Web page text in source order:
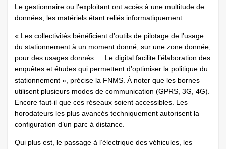
Le gestionnaire ou l’exploitant ont accès à une multitude de
données, les matériels étant reliés informatiquement.
« Les collectivités bénéficient d’outils de pilotage de l’usage
du stationnement à un moment donné, sur une zone donnée,
pour des usages donnés … Le digital facilite l’élaboration des
enquêtes et études qui permettent d’optimiser la politique du
stationnement », précise la FNMS. À noter que les bornes
utilisent plusieurs modes de communication (GPRS, 3G, 4G).
Encore faut-il que ces réseaux soient accessibles. Les
horodateurs les plus avancés techniquement autorisent la
configuration d’un parc à distance.
Qui plus est, le passage à l’électrique des véhicules, les